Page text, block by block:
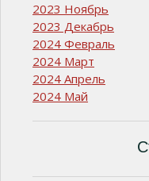
2023 Ноябрь
2023 Декабрь
2024 Февраль
2024 Март
2024 Апрель
2024 Май